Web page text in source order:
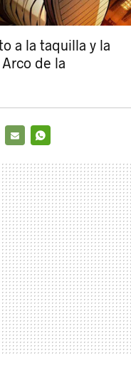
a la taquilla y la
de la
MAIL